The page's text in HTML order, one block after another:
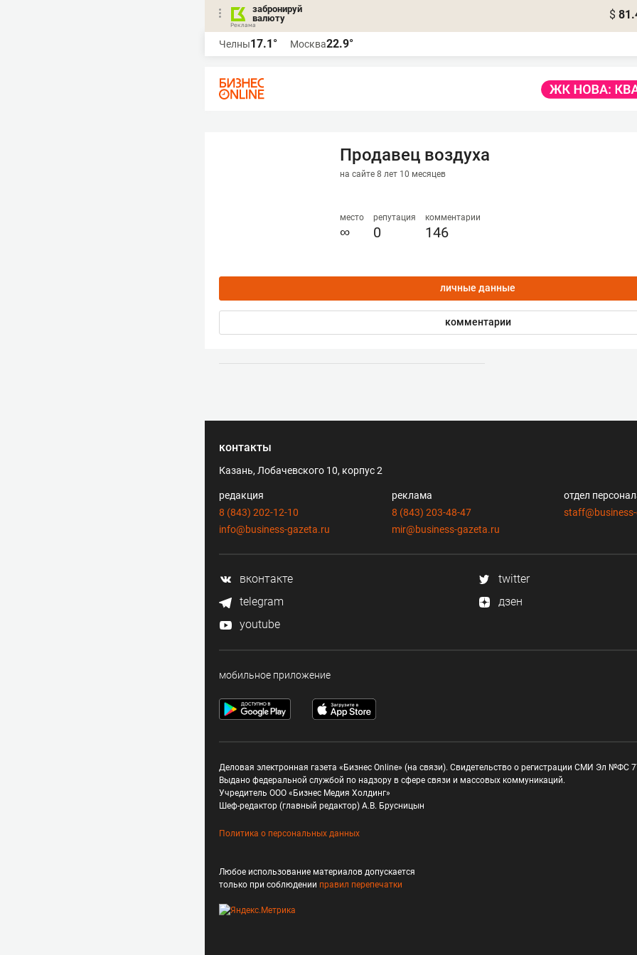
забронируй
валюту
$
Челны17.1° Москва22.9°
Продавец воздуха
на сайте 8 лет 10 месяцев
место
∞
репутация
0
комментарии
146
личные данные
комментарии
контакты
Казань, Лобачевского 10, корпус 2
редакция
8 (843) 202-12-10
info@business-gazeta.ru
реклама
8 (843) 203-48-47
mir@business-gazeta.ru
отдел
вконтакте
twitter
telegram
дзен
youtube
мобильное приложение
Деловая электронная газета «Бизнес Online» (на связи). Свидетельство о регистрации СМИ Эл №ФС
Выдано федеральной службой по надзору в сфере связи и массовых коммуникаций.
Учредитель ООО «Бизнес Медия Холдинг»
Шеф-редактор (главный редактор) А.В. Брусницын
Политика о персональных данных
Любое использование материалов допускается
только при соблюдении правил перепечатки